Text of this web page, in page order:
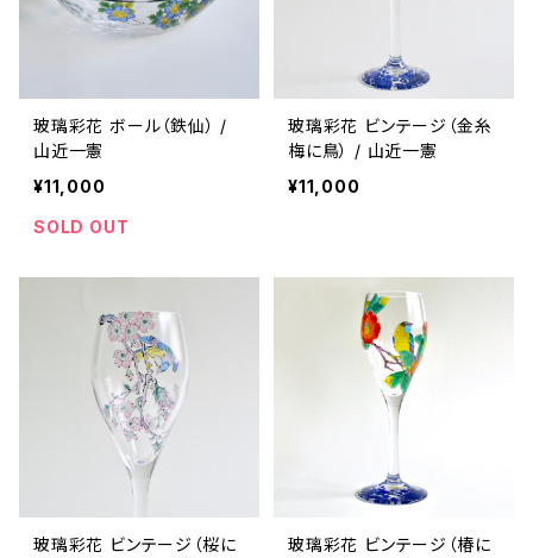
玻璃彩花 ボール（鉄仙） /
山近一憲
¥11,000
SOLD OUT
玻璃彩花 ビンテージ（金糸
梅に鳥） / 山近一憲
¥11,000
玻璃彩花 ビンテージ（桜に
玻璃彩花 ビンテージ（椿に